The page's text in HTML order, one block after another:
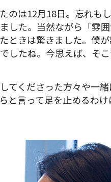
のは12月18日。忘れも
した。当然ながら「雰
ときは驚きました。僕
したね。今思えば、そ
てくださった方々や一
と言って足を止めるわ